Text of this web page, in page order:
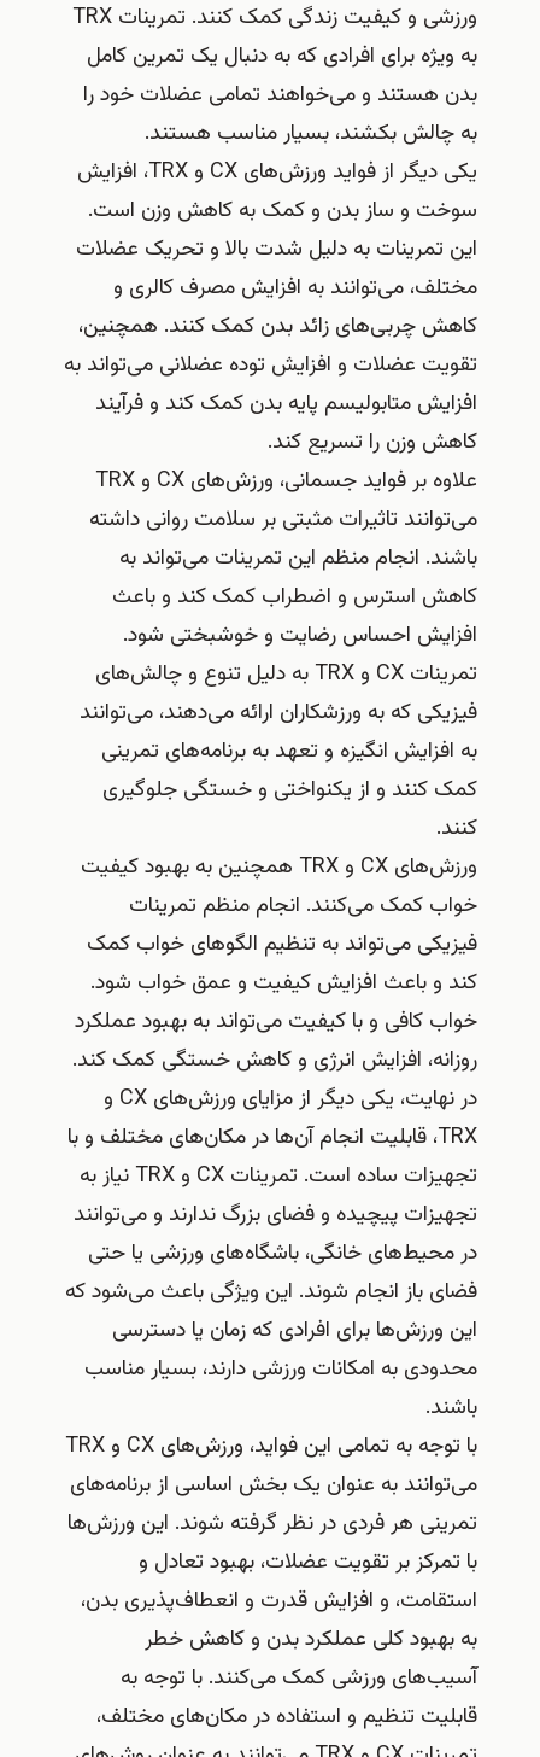
ورزشی و کیفیت زندگی کمک کنند. تمرینات TRX
به ویژه برای افرادی که به دنبال یک تمرین کامل
بدن هستند و می‌خواهند تمامی عضلات خود را
به چالش بکشند، بسیار مناسب هستند.
یکی دیگر از فواید ورزش‌های CX و TRX، افزایش
سوخت و ساز بدن و کمک به کاهش وزن است.
این تمرینات به دلیل شدت بالا و تحریک عضلات
مختلف، می‌توانند به افزایش مصرف کالری و
کاهش چربی‌های زائد بدن کمک کنند. همچنین،
تقویت عضلات و افزایش توده عضلانی می‌تواند به
افزایش متابولیسم پایه بدن کمک کند و فرآیند
کاهش وزن را تسریع کند.
علاوه بر فواید جسمانی، ورزش‌های CX و TRX
می‌توانند تاثیرات مثبتی بر سلامت روانی داشته
باشند. انجام منظم این تمرینات می‌تواند به
کاهش استرس و اضطراب کمک کند و باعث
افزایش احساس رضایت و خوشبختی شود.
تمرینات CX و TRX به دلیل تنوع و چالش‌های
فیزیکی که به ورزشکاران ارائه می‌دهند، می‌توانند
به افزایش انگیزه و تعهد به برنامه‌های تمرینی
کمک کنند و از یکنواختی و خستگی جلوگیری
کنند.
ورزش‌های CX و TRX همچنین به بهبود کیفیت
خواب کمک می‌کنند. انجام منظم تمرینات
فیزیکی می‌تواند به تنظیم الگوهای خواب کمک
کند و باعث افزایش کیفیت و عمق خواب شود.
خواب کافی و با کیفیت می‌تواند به بهبود عملکرد
روزانه، افزایش انرژی و کاهش خستگی کمک کند.
در نهایت، یکی دیگر از مزایای ورزش‌های CX و
TRX، قابلیت انجام آن‌ها در مکان‌های مختلف و با
تجهیزات ساده است. تمرینات CX و TRX نیاز به
تجهیزات پیچیده و فضای بزرگ ندارند و می‌توانند
در محیط‌های خانگی، باشگاه‌های ورزشی یا حتی
فضای باز انجام شوند. این ویژگی باعث می‌شود که
این ورزش‌ها برای افرادی که زمان یا دسترسی
محدودی به امکانات ورزشی دارند، بسیار مناسب
باشند.
با توجه به تمامی این فواید، ورزش‌های CX و TRX
می‌توانند به عنوان یک بخش اساسی از برنامه‌های
تمرینی هر فردی در نظر گرفته شوند. این ورزش‌ها
با تمرکز بر تقویت عضلات، بهبود تعادل و
استقامت، و افزایش قدرت و انعطاف‌پذیری بدن،
به بهبود کلی عملکرد بدن و کاهش خطر
آسیب‌های ورزشی کمک می‌کنند. با توجه به
قابلیت تنظیم و استفاده در مکان‌های مختلف،